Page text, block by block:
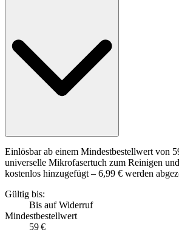
Einlösbar ab einem Mindestbestellwert von
universelle Mikrofasertuch zum Reinigen
kostenlos hinzugefügt – 6,99 € werden
Gültig bis:
Bis auf Widerruf
Mindestbestellwert
59 €